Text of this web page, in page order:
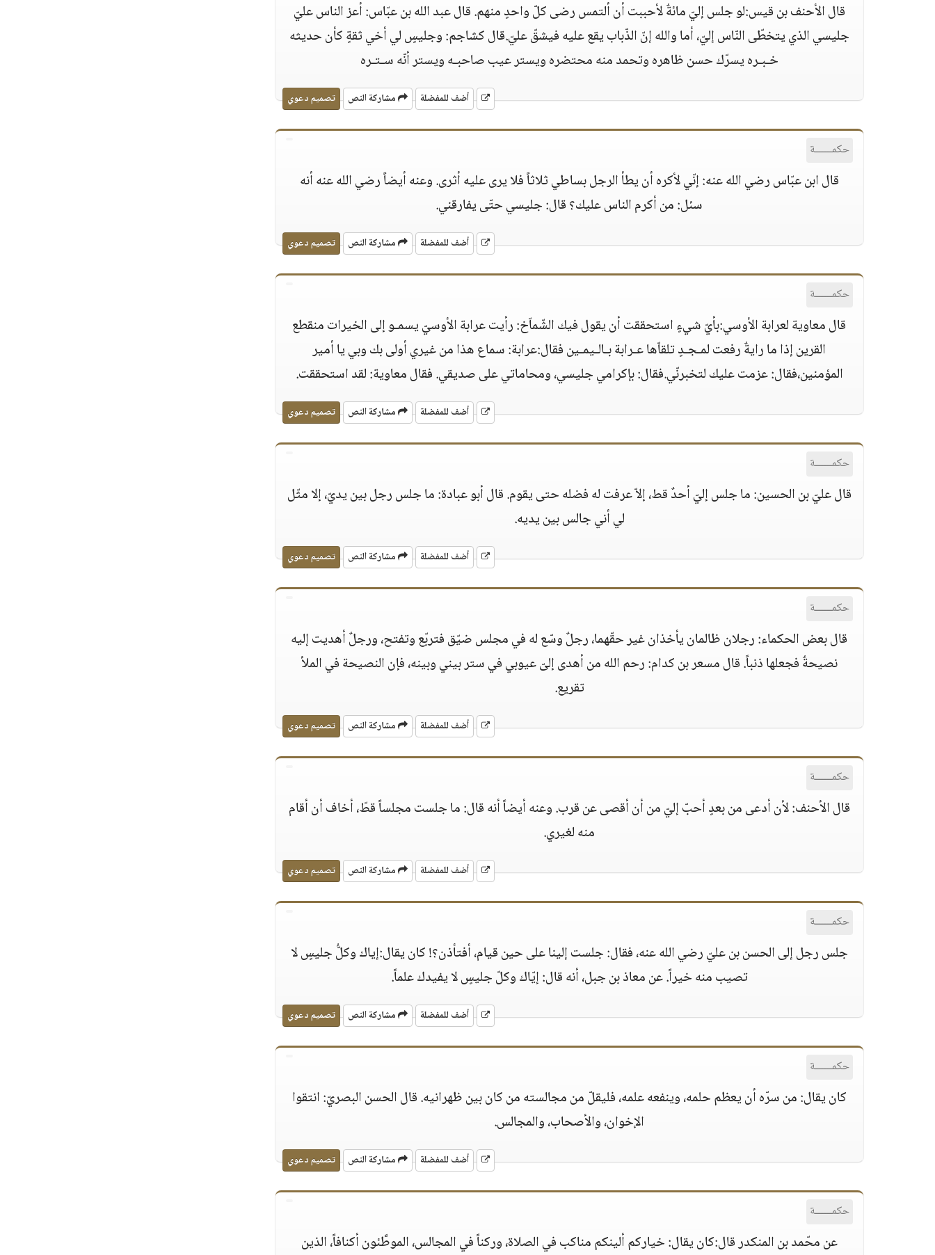
قال الأحنف بن قيس:لو جلس إليّ مائةٌ لأحببت أن ألتمس رضى كلّ واحدٍ منهم. قال عبد الله بن عبّاس: أعز الناس عليّ
جليسي الذي يتخطّى النّاس إليّ، أما والله إنّ الذّباب يقع عليه فيشقّ عليّ.قال كشاجم: وجليسٍ لي أخي ثقةٍ كأن حديثه
خـبـره يسرّك حسن ظاهره وتحمد منه محتضره ويستر عيب صاحبـه ويستر أنّه سـتـره
أضف للمفضلة مشاركة النص تصميم دعوي
حكمــــــة
قال ابن عبّاس رضي الله عنه: إنّي لأكره أن يطأ الرجل بساطي ثلاثاً فلا يرى عليه أثرى. وعنه أيضاً رضي الله عنه أنه
سئل: من أكرم الناس عليك؟ قال: جليسي حتّى يفارقني.
أضف للمفضلة مشاركة النص تصميم دعوي
حكمــــــة
قال معاوية لعرابة الأوسي:بأيّ شيءٍ استحققت أن يقول فيك الشّماّخ: رأيت عرابة الأوسيّ يسمـو إلى الخيرات منقطع
القرين إذا ما رايةٌ رفعت لمـجـدٍ تلقاّها عـرابة بـالـيمـين فقال:عرابة: سماع هذا من غيري أولى بك وبي يا أمير
المؤمنين،فقال: عزمت عليك لتخبرنّي.فقال: بإكرامي جليسي، ومحاماتي على صديقي. فقال معاوية: لقد استحققت.
أضف للمفضلة مشاركة النص تصميم دعوي
حكمــــــة
قال عليّ بن الحسين: ما جلس إليّ أحدٌ قط، إلاّ عرفت له فضله حتى يقوم. قال أبو عبادة: ما جلس رجل بين يديّ، إلا مثّل
لي أني جالس بين يديه.
أضف للمفضلة مشاركة النص تصميم دعوي
حكمــــــة
قال بعض الحكماء: رجلان ظالمان يأخذان غير حقّهما، رجلٌ وسّع له في مجلس ضيّق فتربّع وتفتح، ورجلٌ أهديت إليه
نصيحةٌ فجعلها ذنباً. قال مسعر بن كدام: رحم الله من أهدى إلىّ عيوبي في ستر بيني وبينه، فإن النصيحة في الملأ
تقريع.
أضف للمفضلة مشاركة النص تصميم دعوي
حكمــــــة
قال الأحنف: لأن أدعى من بعدٍ أحبّ إليّ من أن أقصى عن قرب. وعنه أيضاً أنه قال: ما جلست مجلساً قطّ، أخاف أن أقام
منه لغيري.
أضف للمفضلة مشاركة النص تصميم دعوي
حكمــــــة
جلس رجل إلى الحسن بن عليّ رضي الله عنه، فقال: جلست إلينا على حين قيام، أفتأذن؟! كان يقال:إياك وكلُّ جليسٍ لا
تصيب منه خيراً. عن معاذ بن جبل، أنه قال: إيّاك وكلّ جليسٍ لا يفيدك علماً.
أضف للمفضلة مشاركة النص تصميم دعوي
حكمــــــة
كان يقال: من سرّه أن يعظم حلمه، وينفعه علمه، فليقلّ من مجالسته من كان بين ظهرانيه. قال الحسن البصريّ: انتقوا
الإخوان، والأصحاب، والمجالس.
أضف للمفضلة مشاركة النص تصميم دعوي
حكمــــــة
عن محّمد بن المنكدر قال:كان يقال: خياركم ألينكم مناكب في الصلاة، وركناً في المجالس، الموطَّئون أكنافاً، الذين